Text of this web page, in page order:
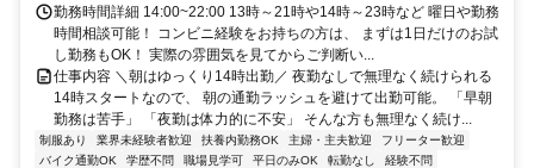
勤務時間詳細 14:00~22:00 13時～21時や14時～23時など 曜日や勤務
時間相談可能！ コンビニ経験をお持ちの方は、 まずは1日だけのお試
し勤務もOK！ 実際の雰囲気を見てからご判断い...
仕事内容 ＼朝はゆっくり14時出勤／ 夜勤なしで無理なく続けられる
14時スタートなので、 朝の通勤ラッシュを避けて出勤可能。 「早朝
勤務は苦手」 「夜勤は体力的に不安」 そんな方も無理なく続け...
制服あり 業界未経験者歓迎 扶養内勤務OK 主婦・主夫歓迎
フリーター歓迎
バイク通勤OK
学歴不問 職場見学可 平日のみOK 転勤なし
経験不問